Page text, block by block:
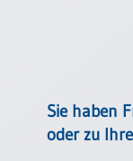
Sie haben
oder zu